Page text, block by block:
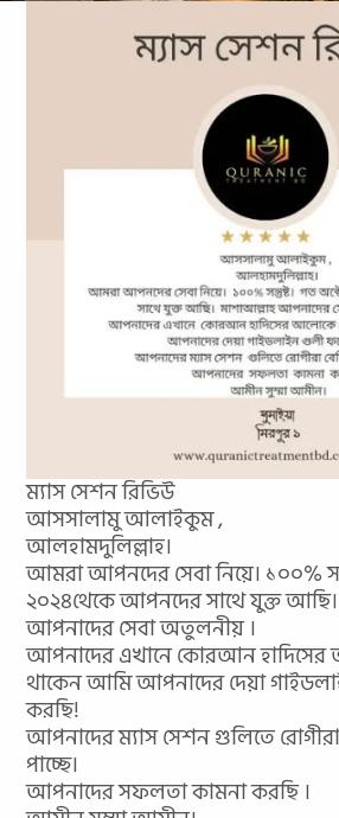
ম্যাস সেশন রিভিউ
আসসালামু আলাইকুম ,
আলহামদুলিল্লাহ।
আমরা আপনদের সেবা নিয়ে। ১০০%
২০২৪থেকে আপনদের সাথে যুক্ত
আপনাদের সেবা অতুলনীয় ।
আপনাদের এখানে কোরআন হাদিসের
থাকেন আমি আপনাদের দেয়া
করছি!
আপনাদের ম্যাস সেশন গুলিতে
পাচ্ছে।
আপনাদের সফলতা কামনা করছি ।